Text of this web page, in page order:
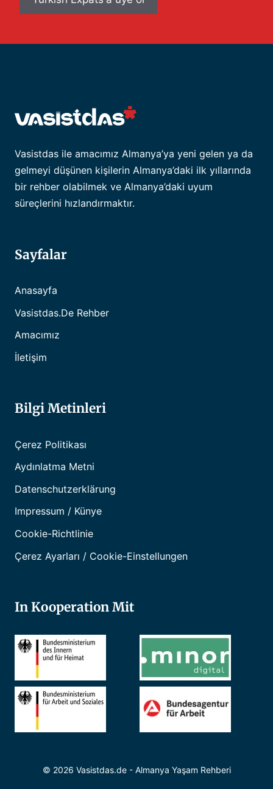
Vasistdas ile amacımız Almanya’ya yeni gelen ya da
gelmeyi düşünen kişilerin Almanya’daki ilk yıllarında
bir rehber olabilmek ve Almanya’daki uyum
süreçlerini hızlandırmaktır.
Sayfalar
Anasayfa
Vasistdas.de Rehber
Amacımız
İletişim
Bilgi Metinleri
Çerez Politikası
Aydınlatma Metni
Datenschutzerklärung
Impressum / Künye
Cookie-Richtlinie
Çerez Ayarları / Cookie-Einstellungen
In Kooperation Mit
© 2026 Vasistdas.de - Almanya Yaşam Rehberi